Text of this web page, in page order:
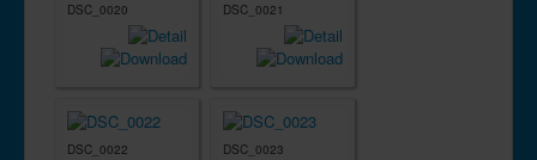
DSC_0020 DSC_0021
DSC_0022 DSC_0023